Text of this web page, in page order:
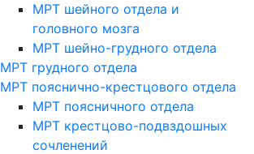
МРТ шейного отдела и
головного мозга
МРТ шейно-грудного отдела
МРТ грудного отдела
МРТ пояснично-крестцового отдела
МРТ поясничного отдела
МРТ крестцово-подвздошных
сочленений